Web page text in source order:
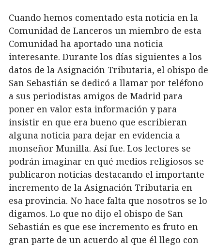
Cuando hemos comentado esta noticia en la
Comunidad de Lanceros un miembro de esta
Comunidad ha aportado una noticia
interesante. Durante los días siguientes a los
datos de la Asignación Tributaria, el obispo de
San Sebastián se dedicó a llamar por teléfono
a sus periodistas amigos de Madrid para
poner en valor esta información y para
insistir en que era bueno que escribieran
alguna noticia para dejar en evidencia a
monseñor Munilla. Así fue. Los lectores se
podrán imaginar en qué medios religiosos se
publicaron noticias destacando el importante
incremento de la Asignación Tributaria en
esa provincia. No hace falta que nosotros se lo
digamos. Lo que no dijo el obispo de San
Sebastián es que ese incremento es fruto en
gran parte de un acuerdo al que él llego con